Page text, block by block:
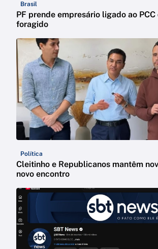
Brasil
PF prende empresário ligado ao PCC
foragido
Política
Cleitinho e Republicanos mantêm
novo encontro